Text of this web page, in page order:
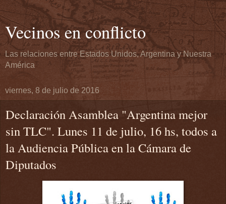
Vecinos en conflicto
Las relaciones entre Estados Unidos, Argentina y Nuestra
América
viernes, 8 de julio de 2016
Declaración Asamblea "Argentina mejor
sin TLC". Lunes 11 de julio, 16 hs, todos a
la Audiencia Pública en la Cámara de
Diputados